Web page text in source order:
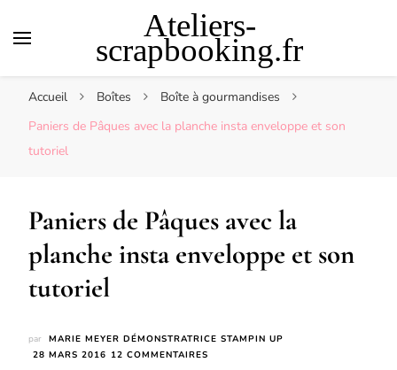
Ateliers-
scrapbooking.fr
Accueil Boîtes
Boîte à gourmandises
Paniers de Pâques avec la planche insta enveloppe et son
tutoriel
Paniers de Pâques avec la
planche insta enveloppe et son
tutoriel
par
MARIE MEYER DÉMONSTRATRICE STAMPIN UP
28 MARS 2016 12 COMMENTAIRES